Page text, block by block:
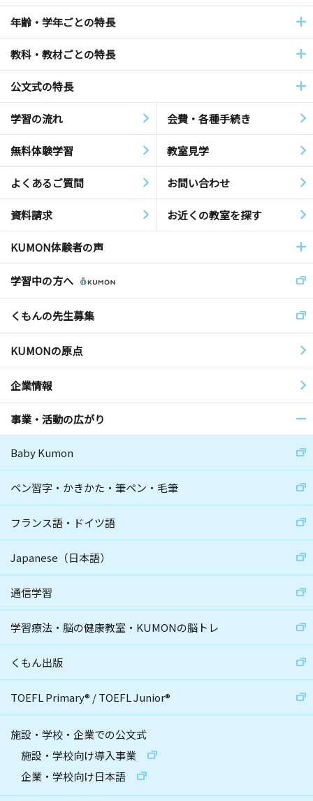
年齢・学年ごとの特長
教科・教材ごとの特長
公文式の特長
学習の流れ 会費・各種手続き
無料体験学習 教室見学
よくあるご質問 お問い合わせ
資料請求 お近くの教室を探す
KUMON体験者の声
学習中の方へ
くもんの先生募集
KUMONの原点
企業情報
事業・活動の広がり
Baby Kumon
ペン習字・かきかた・筆ペン・毛筆
フランス語・ドイツ語
Japanese（日本語）
通信学習
学習療法・脳の健康教室・KUMONの脳トレ
くもん出版
TOEFL Primary® /TOEFL Junior®
施設・学校・企業での公文式
施設・学校向け導入事業
企業・学校向け日本語